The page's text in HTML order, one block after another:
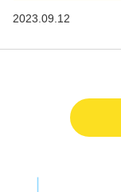
2023.09.12